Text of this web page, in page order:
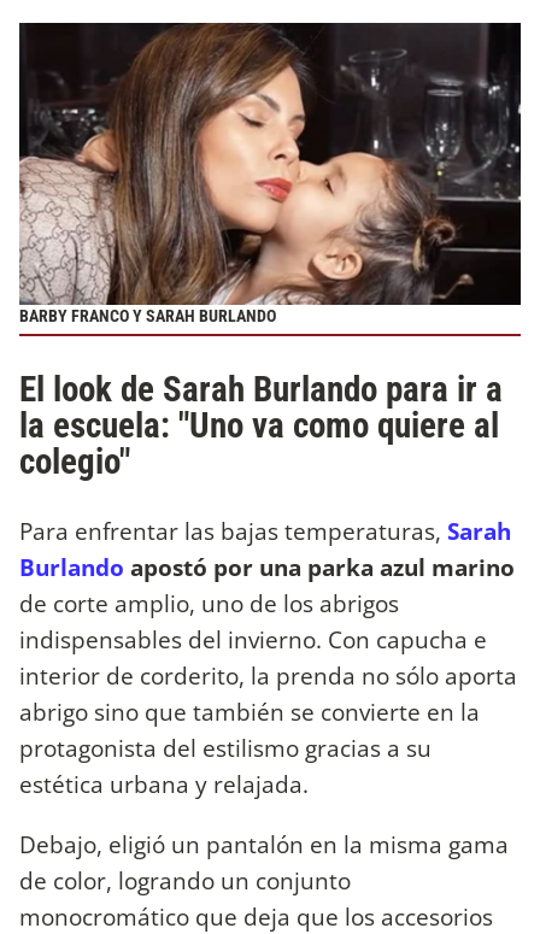
BARBY FRANCO Y SARAH BURLANDO
El look de Sarah Burlando para ir a
la escuela: "Uno va como quiere al
colegio"
Para enfrentar las bajas temperaturas, Sarah
Burlando apostó por una parka azul marino
de corte amplio, uno de los abrigos
indispensables del invierno. Con capucha e
interior de corderito, la prenda no sólo aporta
abrigo sino que también se convierte en la
protagonista del estilismo gracias a su
estética urbana y relajada.
Debajo, eligió un pantalón en la misma gama
de color, logrando un conjunto
monocromático que deja que los accesorios